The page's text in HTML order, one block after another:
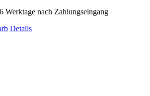
Werktage nach Zahlungseingang
Details